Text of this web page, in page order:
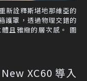
新詮釋斯堪地那維亞的
護罩，透過物理交錯的
且雅緻的層次感。 圖
XC60 導入